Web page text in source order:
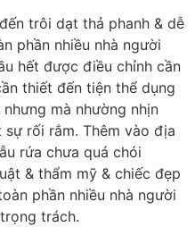
đến trôi dạt thả phanh & dễ
phần nhiều nhà người
hết được điều chỉnh cần
thiết đến tiện thể dụng
mà nhường nhịn
rối rắm. Thêm vào địa
rứa chưa quá chói
& thẩm mỹ & chiếc đẹp
phần nhiều nhà người
trách.